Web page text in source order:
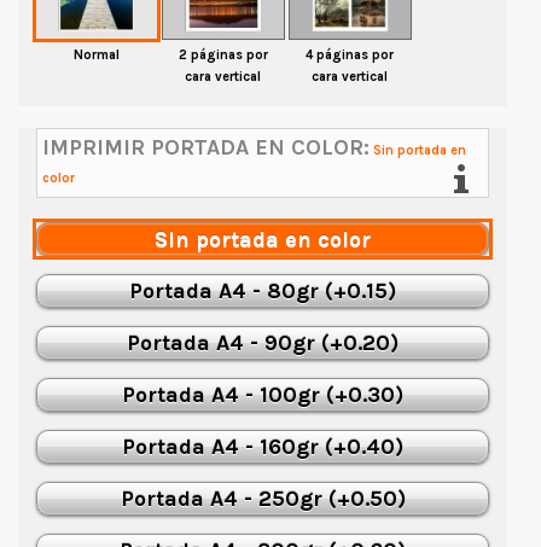
Normal
2 páginas por
cara vertical
4 páginas por
cara vertical
IMPRIMIR PORTADA EN COLOR: Sin portada en
color
Sin portada en color
Portada A4 - 80gr (+0.15)
Portada A4 - 90gr (+0.20)
Portada A4 - 100gr (+0.30)
Portada A4 - 160gr (+0.40)
Portada A4 - 250gr (+0.50)